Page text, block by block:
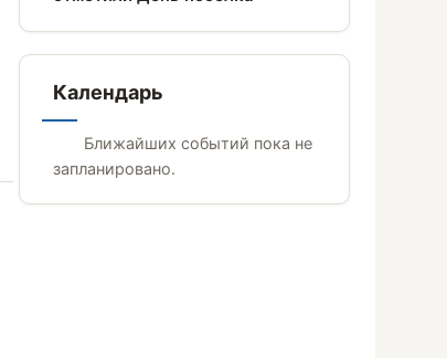
Календарь
Ближайших событий пока не
запланировано.